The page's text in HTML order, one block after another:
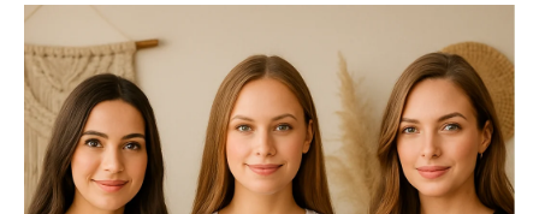
produktu
je
0,0
z
5
hvězdiček.